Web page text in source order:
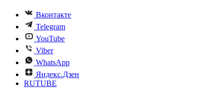
Вконтакте
Telegram
YouTube
Viber
WhatsApp
Яндекс.Дзен
RUTUBE